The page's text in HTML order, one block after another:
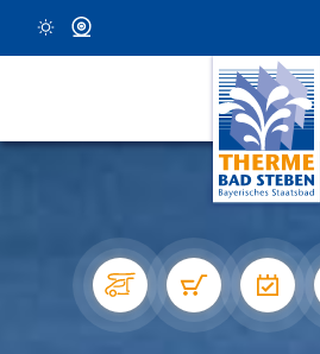
14 °C, Klar/Sonnig